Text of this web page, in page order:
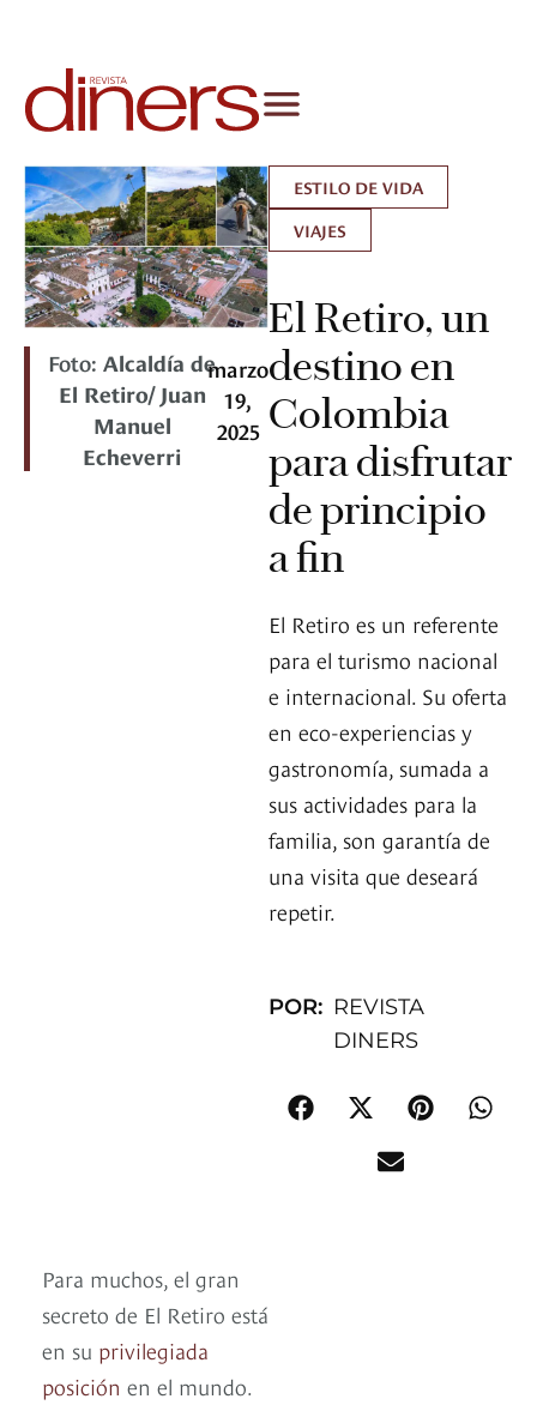
Foto:Alcaldía de
El Retiro/ Juan
Manuel
Echeverri
marzo
19,
2025
ESTILO DE VIDA
VIAJES
El Retiro, un
destino en
Colombia
para disfrutar
de principio
a fin
El Retiro es un referente
para el turismo nacional
e internacional. Su oferta
en eco-experiencias y
gastronomía, sumada a
sus actividades para la
familia, son garantía de
una visita que deseará
repetir.
POR: REVISTA
DINERS
Para muchos, el gran
secreto de El Retiro está
en su privilegiada
posición en el mundo.